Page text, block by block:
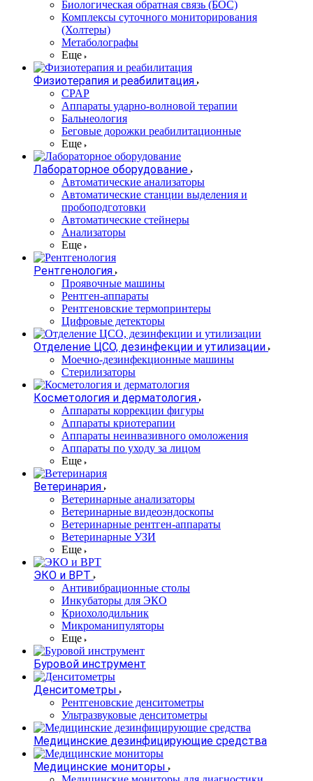
Биологическая обратная связь (БОС)
Комплексы суточного мониторирования
(Холтеры)
Метаболографы
Еще
Физиотерапия и реабилитация
CPAP
Аппараты ударно-волновой терапии
Бальнеология
Беговые дорожки реабилитационные
Еще
Лабораторное оборудование
Автоматические анализаторы
Автоматические станции выделения и
пробоподготовки
Автоматические стейнеры
Анализаторы
Еще
Рентгенология
Проявочные машины
Рентген-аппараты
Рентгеновские термопринтеры
Цифровые детекторы
Отделение ЦСО, дезинфекции и утилизации
Моечно-дезинфекционные машины
Стерилизаторы
Косметология и дерматология
Аппараты коррекции фигуры
Аппараты криотерапии
Аппараты неинвазивного омоложения
Аппараты по уходу за лицом
Еще
Ветеринария
Ветеринарные анализаторы
Ветеринарные видеоэндоскопы
Ветеринарные рентген-аппараты
Ветеринарные УЗИ
Еще
ЭКО и ВРТ
Антивибрационные столы
Инкубаторы для ЭКО
Криохолодильник
Микроманипуляторы
Еще
Буровой инструмент
Денситометры
Рентгеновские денситометры
Ультразвуковые денситометры
Медицинские дезинфицирующие средства
Медицинские мониторы